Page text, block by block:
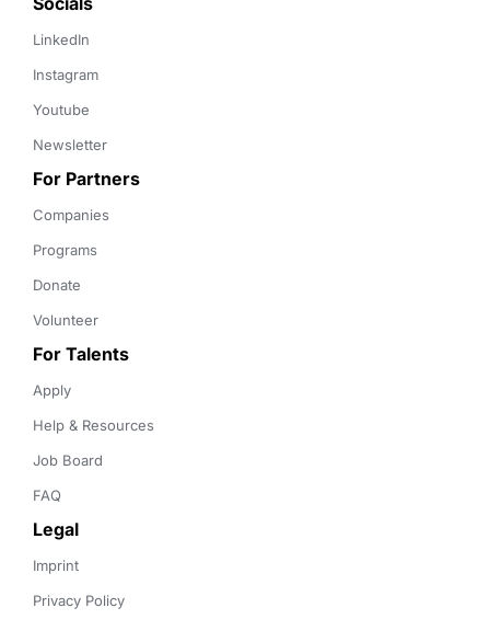
LinkedIn
Instagram
Youtube
Newsletter
For Partners
Companies
Programs
Donate
Volunteer
For Talents
Apply
Help & Resources
Job Board
FAQ
Legal
Imprint
Privacy Policy